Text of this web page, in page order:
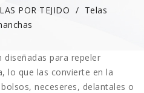
POR TEJIDO
Telas
diseñadas para repeler
lo que las convierte en la
neceseres, delantales o